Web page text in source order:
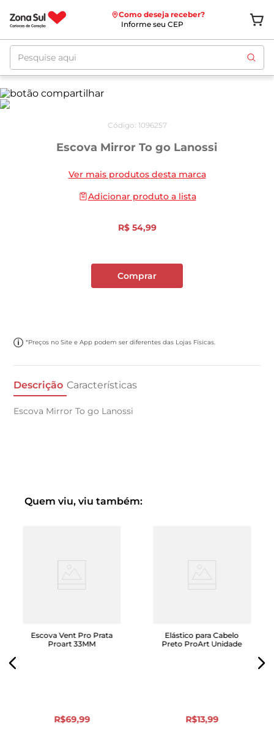
Como deseja receber?
Informe seu CEP
Pesquise aqui
Código: 1096257
Escova Mirror To go Lanossi
Ver mais produtos desta marca
Adicionar produto a lista
R$ 54,99
Comprar
*Preços no Site e App podem ser diferentes das Lojas Físicas.
Descrição Características
Escova Mirror To go Lanossi
Quem viu, viu também:
Escova Vent Pro Prata
Proart 33MM
R$69,99
Elástico para Cabelo
Preto ProArt Unidade
R$13,99